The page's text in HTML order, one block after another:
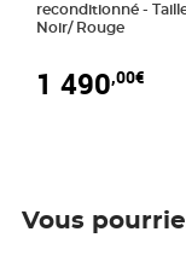
reconditionné - Taille normale -
Noir/ Rouge
1 490,00€
Vous